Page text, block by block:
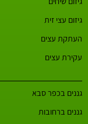
גיזום עצי זית
העתקת עצים
עקירת עצים
גננים בכפר סבא
גננים ברחובות